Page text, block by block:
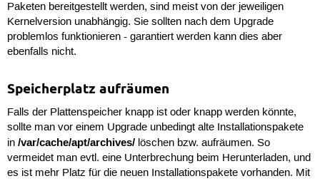
Paketen bereitgestellt werden, sind meist von der jeweiligen
Kernelversion unabhängig. Sie sollten nach dem Upgrade
problemlos funktionieren - garantiert werden kann dies aber
ebenfalls nicht.
Speicherplatz aufräumen
Falls der Plattenspeicher knapp ist oder knapp werden könnte,
sollte man vor einem Upgrade unbedingt alte Installationspakete
in /var/cache/apt/archives/löschen bzw. aufräumen. So
vermeidet man evtl. eine Unterbrechung beim Herunterladen, und
es ist mehr Platz für die neuen Installationspakete vorhanden. Mit